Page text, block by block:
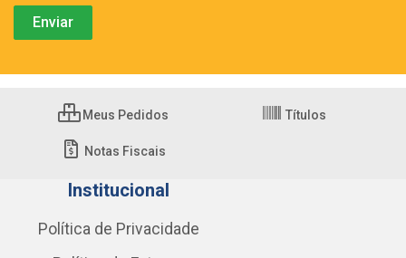
Meus Pedidos Títulos
Notas Fiscais
Institucional
Política de Privacidade